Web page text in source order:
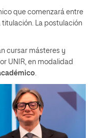
que comenzará entre
La postulación
cursar másteres y
UNIR, en modalidad
.